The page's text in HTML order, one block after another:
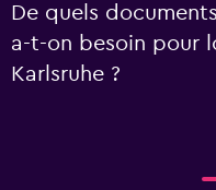
De quels
a-t-on besoin pour
Karlsruhe ?